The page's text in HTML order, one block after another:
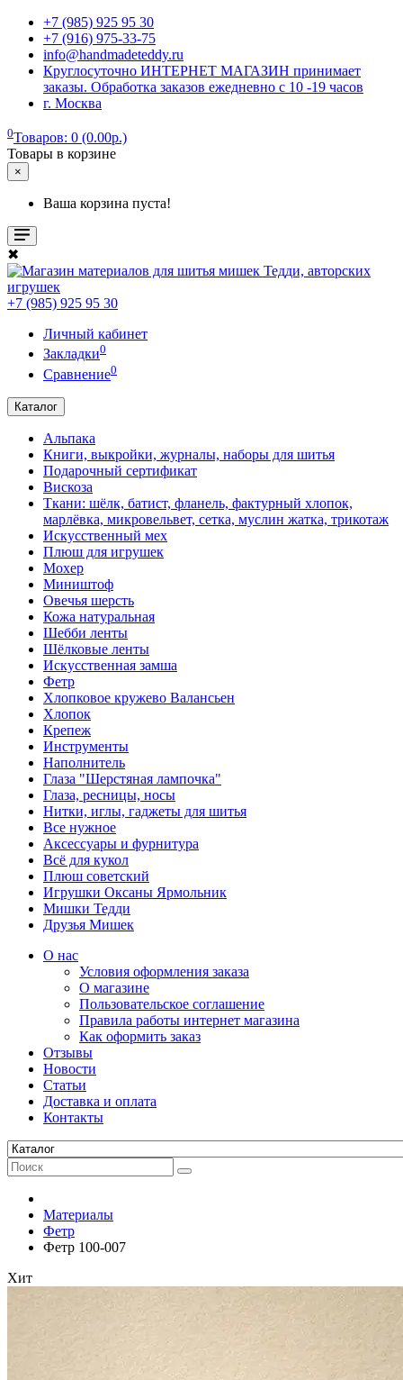
+7 (985) 925 95 30
+7 (916) 975-33-75
info@handmadeteddy.ru
Круглосуточно ИНТЕРНЕТ МАГАЗИН принимает
заказы. Обработка заказов ежедневно с 10 -19 часов
г. Москва
0Товаров: 0 (0.00р.)
Товары в корзине
×
Ваша корзина пуста!
✖
+7 (985) 925 95 30
Личный кабинет
Закладки0
Сравнение0
Каталог
Альпака
Книги, выкройки, журналы, наборы для шитья
Подарочный сертификат
Вискоза
Ткани: шёлк, батист, фланель, фактурный хлопок,
марлёвка, микровельвет, сетка, муслин жатка, трикотаж
Искусственный мех
Плюш для игрушек
Мохер
Миништоф
Овечья шерсть
Кожа натуральная
Шебби ленты
Шёлковые ленты
Искусственная замша
Фетр
Хлопковое кружево Валансьен
Хлопок
Крепеж
Инструменты
Наполнитель
Глаза "Шерстяная лампочка"
Глаза, ресницы, носы
Нитки, иглы, гаджеты для шитья
Все нужное
Аксессуары и фурнитура
Всё для кукол
Плюш советский
Игрушки Оксаны Ярмольник
Мишки Тедди
Друзья Мишек
О нас
Условия оформления заказа
О магазине
Пользовательское соглашение
Правила работы интернет магазина
Как оформить заказ
Отзывы
Новости
Статьи
Доставка и оплата
Контакты
Материалы
Фетр
Фетр 100-007
Хит